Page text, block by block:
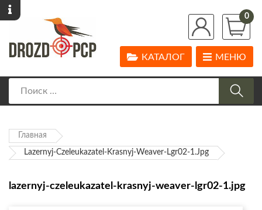
0
МЕНЮ
КАТАЛОГ
Главная
Lazernyj-Czeleukazatel-Krasnyj-Weaver-Lgr02-1.jpg
lazernyj-czeleukazatel-krasnyj-weaver-lgr02-1.jpg